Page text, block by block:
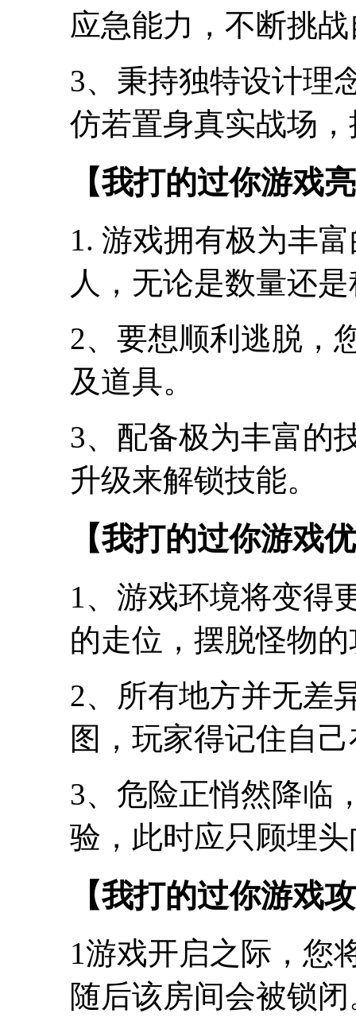
应急能力，不断挑
3、秉持独特设计理
仿若置身真实战场
【我打的过你游戏
1. 游戏拥有极为丰
人，无论是数量还
2、要想顺利逃脱，
及道具。
3、配备极为丰富的
升级来解锁技能。
【我打的过你游戏
1、游戏环境将变得
的走位，摆脱怪物
2、所有地方并无差
图，玩家得记住自
3、危险正悄然降临
验，此时应只顾埋
【我打的过你游戏
1游戏开启之际，您
随后该房间会被锁闭